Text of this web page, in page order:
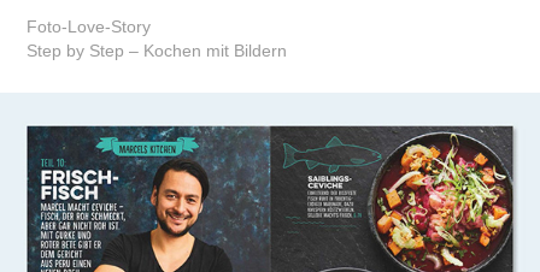
Foto-Love-Story
Step by Step – Kochen mit Bildern